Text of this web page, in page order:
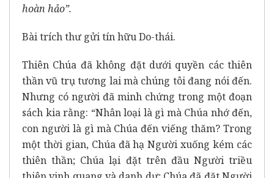
hoàn hảo”.
Bài trích thư gửi tín hữu Do-thái.
Thiên Chúa đã không đặt dưới quyền các thiên
thần vũ trụ tương lai mà chúng tôi đang nói đến.
Nhưng có người đã minh chứng trong một đoạn
sách kia rằng: “Nhân loại là gì mà Chúa nhớ đến,
con người là gì mà Chúa đến viếng thăm? Trong
một thời gian, Chúa đã hạ Người xuống kém các
thiên thần; Chúa lại đặt trên đầu Người triều